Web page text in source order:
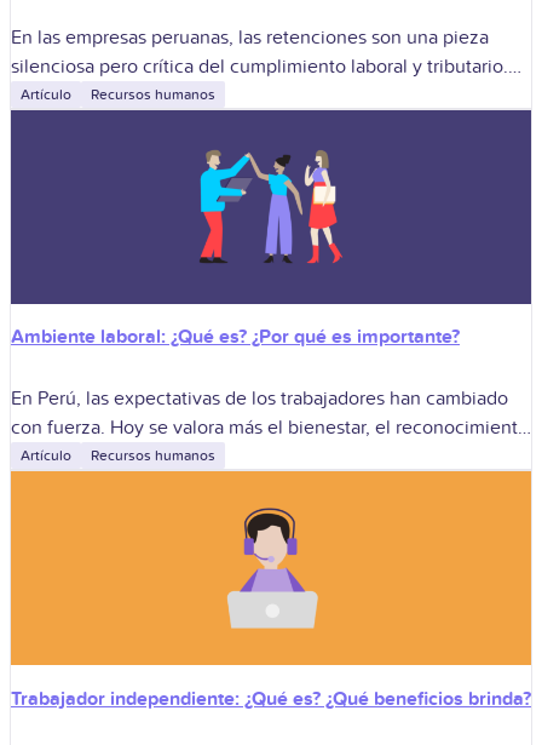
En las empresas peruanas, las retenciones son una pieza
silenciosa pero crítica del cumplimiento laboral y tributario.
Aunque a veces se ven como un “tema contable”, en realidad
Artículo Recursos humanos
Ambiente laboral: ¿Qué es? ¿Por qué es importante?
En Perú, las expectativas de los trabajadores han cambiado
con fuerza. Hoy se valora más el bienestar, el reconocimiento
y el sentido de propósito, incluso en sectores
Artículo Recursos humanos
Trabajador independiente: ¿Qué es? ¿Qué beneficios brinda?